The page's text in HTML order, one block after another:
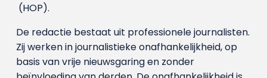
(HOP).
De redactie bestaat uit professionele journalisten.
Zij werken in journalistieke onafhankelijkheid, op
basis van vrije nieuwsgaring en zonder